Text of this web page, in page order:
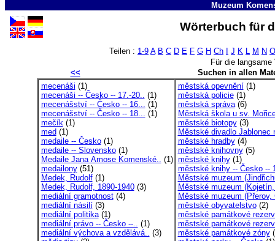
Muzeum
Wörterbuch für
Teilen : 1-9 A B C D E F G H Ch J K L M N O
Für die
<<
Suchen in allen
mecenáši (1)
mecenáši -- Česko -- 17.-20.. (1)
mecenášství -- Česko -- 16... (1)
mecenášství -- Česko -- 18... (1)
mečík(1)
med (1)
medaile -- Česko(1)
medaile -- Slovensko(1)
Medaile Jana Amose Komenské.. (1)
medailony(51)
Medek, Rudolf(1)
Medek, Rudolf, 1890-1940(3)
mediální gramotnost(4)
mediální násilí(3)
mediální politika(1)
mediální právo -- Česko --.. (1)
mediální výchova a vzdělává.. (3)
městská opevnění(1)
městská policie(1)
městská správa(6)
Městská škola u sv.
městské biotopy(3)
Městské divadlo Jablonec
městské hradby(4)
městské knihovny(5)
městské knihy(1)
městské knihy -- Česko --
Městské muzeum
Městské muzeum
Městské muzeum (Přerov,
městské obyvatelstvo(2)
městské památkové
městské památkové
městské památkové zóny